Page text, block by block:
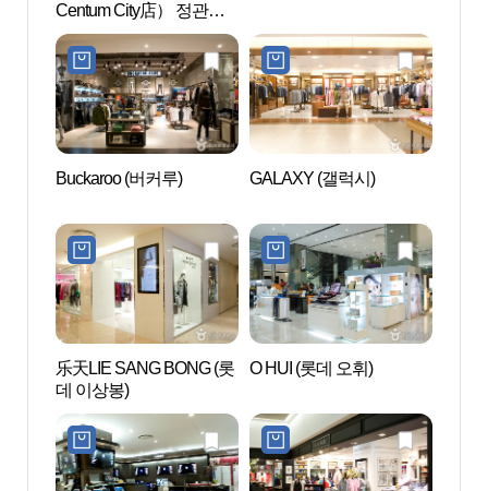
Centum City店） 정관장
(롯데백화점 센텀시티점)
Buckaroo (버커루) GALAXY (갤럭시)
乐天LIE SANG BONG (롯
데 이상봉)
O HUI (롯데 오휘)